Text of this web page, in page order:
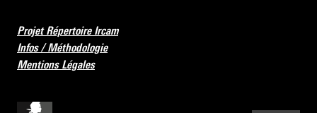
Projet Répertoire Ircam
Infos / Méthodologie
Mentions Légales